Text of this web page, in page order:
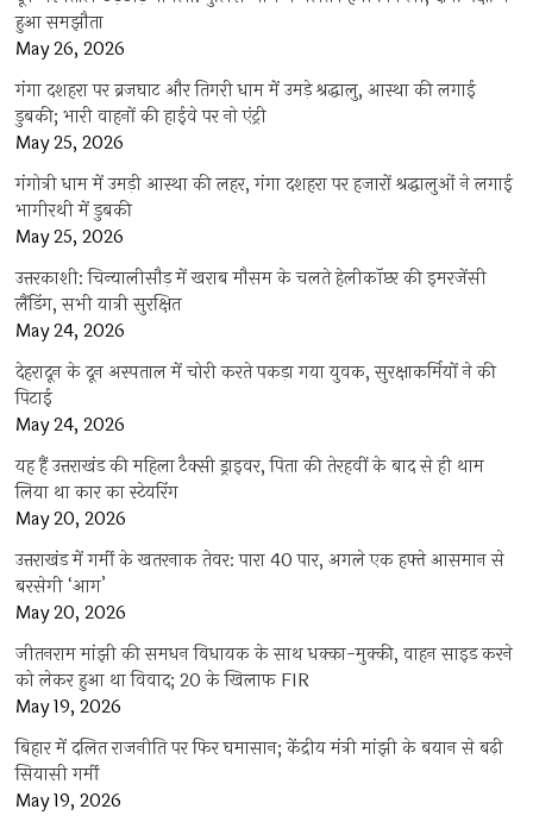
हुआ समझौता
May 26, 2026
गंगा दशहरा पर ब्रजघाट और तिगरी धाम में उमड़े श्रद्धालु, आस्था की लगाई
डुबकी; भारी वाहनों की हाईवे पर नो एंट्री
May 25, 2026
गंगोत्री धाम में उमड़ी आस्था की लहर, गंगा दशहरा पर हजारों श्रद्धालुओं ने लगाई
भागीरथी में डुबकी
May 25, 2026
उत्तरकाशी: चिन्यालीसौड़ में खराब मौसम के चलते हेलीकॉप्टर की इमरजेंसी
लैंडिंग, सभी यात्री सुरक्षित
May 24, 2026
देहरादून के दून अस्पताल में चोरी करते पकड़ा गया युवक, सुरक्षाकर्मियों ने की
पिटाई
May 24, 2026
यह हैं उत्तराखंड की महिला टैक्सी ड्राइवर, पिता की तेरहवीं के बाद से ही थाम
लिया था कार का स्टेयरिंग
May 20, 2026
उत्तराखंड में गर्मी के खतरनाक तेवर: पारा 40 पार, अगले एक हफ्ते आसमान से
बरसेगी ‘आग’
May 20, 2026
जीतनराम मांझी की समधन विधायक के साथ धक्का-मुक्की, वाहन साइड करने
को लेकर हुआ था विवाद; 20 के खिलाफ FIR
May 19, 2026
बिहार में दलित राजनीति पर फिर घमासान; केंद्रीय मंत्री मांझी के बयान से बढ़ी
सियासी गर्मी
May 19, 2026